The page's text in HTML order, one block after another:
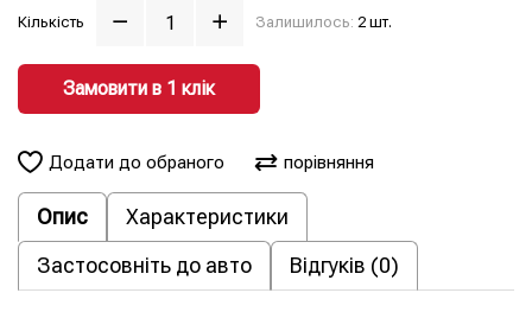
Кількість Залишилось: 2 шт.
Замовити в 1 клiк
Додати до обраного порівняння
Опис
Характеристики
Застосовніть до авто
Відгуків (0)